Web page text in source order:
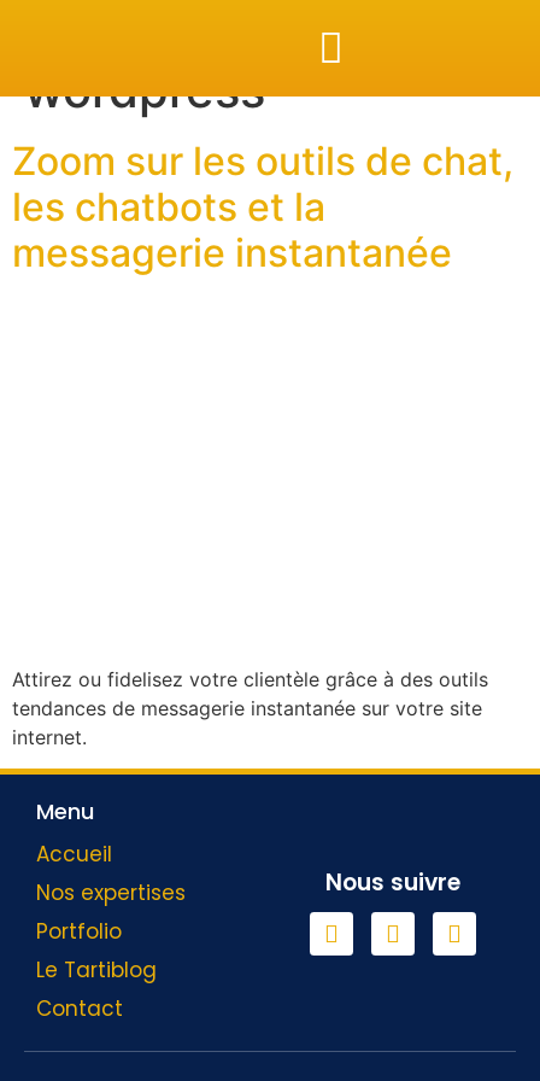
wordpress
Zoom sur les outils de chat,
les chatbots et la
messagerie instantanée
Attirez ou fidelisez votre clientèle grâce à des outils
tendances de messagerie instantanée sur votre site
internet.
Menu
Accueil
Nos expertises
Portfolio
Le Tartiblog
Contact
Nous suivre